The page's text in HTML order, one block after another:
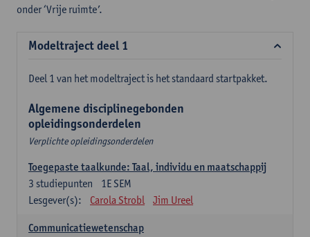
onder ‘Vrije ruimte’.
Modeltraject deel 1
Deel 1 van het modeltraject is het standaard startpakket.
Algemene disciplinegebonden
opleidingsonderdelen
Verplichte opleidingsonderdelen
Toegepaste taalkunde: Taal, individu en maatschappij
1E SEM
3 studiepunten
Lesgever(s):
Carola Strobl Jim Ureel
Communicatiewetenschap